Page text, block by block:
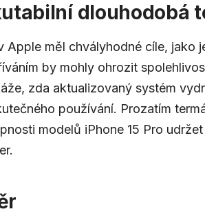
dlouhodobá
Apple měl chvályhodné cíle, jako
by mohly ohrozit
zda aktualizovaný systém
používání. Prozatím
modelů iPhone 15 Pro